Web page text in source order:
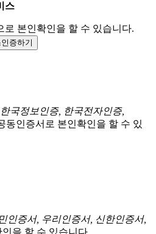
스
로 본인확인을 할 수 있습니다.
인증하기
국정보인증, 한국전자인증,
동인증서로 본인확인을 할 수 있
인증서, 우리인증서, 신한인증서,